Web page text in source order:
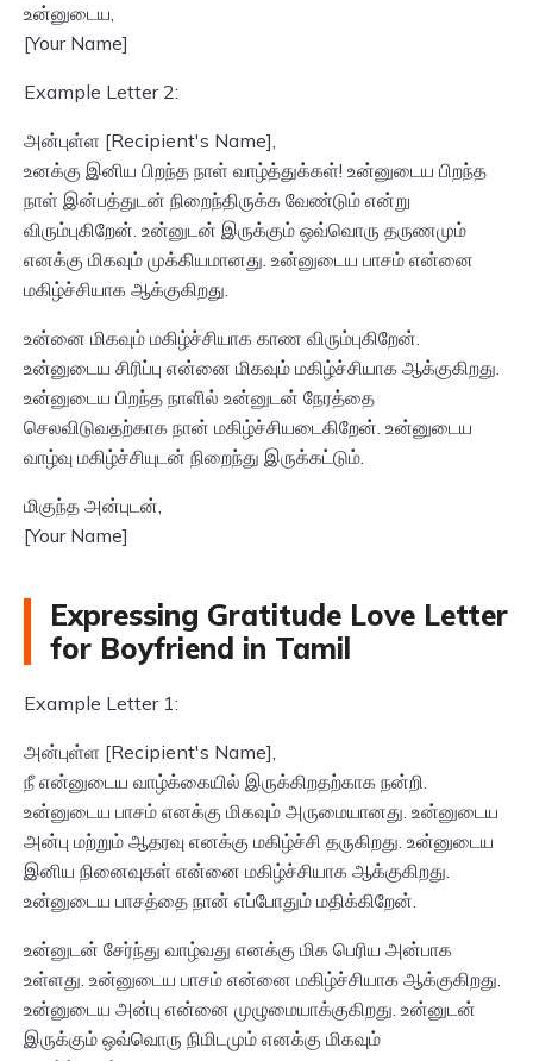
உன்னுடைய,
[Your Name]
Example Letter 2:
அன்புள்ள [Recipient's Name],
உனக்கு இனிய பிறந்த நாள் வாழ்த்துக்கள்! உன்னுடைய பிறந்த
நாள் இன்பத்துடன் நிறைந்திருக்க வேண்டும் என்று
விரும்புகிறேன். உன்னுடன் இருக்கும் ஒவ்வொரு தருணமும்
எனக்கு மிகவும் முக்கியமானது. உன்னுடைய பாசம் என்னை
மகிழ்ச்சியாக ஆக்குகிறது.
உன்னை மிகவும் மகிழ்ச்சியாக காண விரும்புகிறேன்.
உன்னுடைய சிரிப்பு என்னை மிகவும் மகிழ்ச்சியாக ஆக்குகிறது.
உன்னுடைய பிறந்த நாளில் உன்னுடன் நேரத்தை
செலவிடுவதற்காக நான் மகிழ்ச்சியடைகிறேன். உன்னுடைய
வாழ்வு மகிழ்ச்சியுடன் நிறைந்து இருக்கட்டும்.
மிகுந்த அன்புடன்,
[Your Name]
Expressing Gratitude Love Letter
for Boyfriend in Tamil
Example Letter 1:
அன்புள்ள [Recipient's Name],
நீ என்னுடைய வாழ்க்கையில் இருக்கிறதற்காக நன்றி.
உன்னுடைய பாசம் எனக்கு மிகவும் அருமையானது. உன்னுடைய
அன்பு மற்றும் ஆதரவு எனக்கு மகிழ்ச்சி தருகிறது. உன்னுடைய
இனிய நினைவுகள் என்னை மகிழ்ச்சியாக ஆக்குகிறது.
உன்னுடைய பாசத்தை நான் எப்போதும் மதிக்கிறேன்.
உன்னுடன் சேர்ந்து வாழ்வது எனக்கு மிக பெரிய அன்பாக
உள்ளது. உன்னுடைய பாசம் என்னை மகிழ்ச்சியாக ஆக்குகிறது.
உன்னுடைய அன்பு என்னை முழுமையாக்குகிறது. உன்னுடன்
இருக்கும் ஒவ்வொரு நிமிடமும் எனக்கு மிகவும்